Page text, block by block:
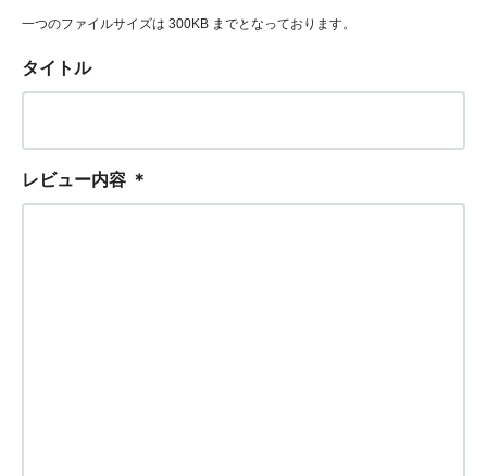
一つのファイルサイズは 300KB までとなっております。
タイトル
レビュー内容 ＊